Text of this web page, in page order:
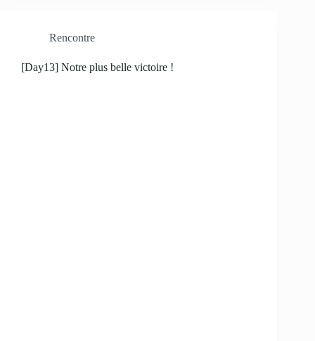
Rencontre
[Day13] Notre plus belle victoire !